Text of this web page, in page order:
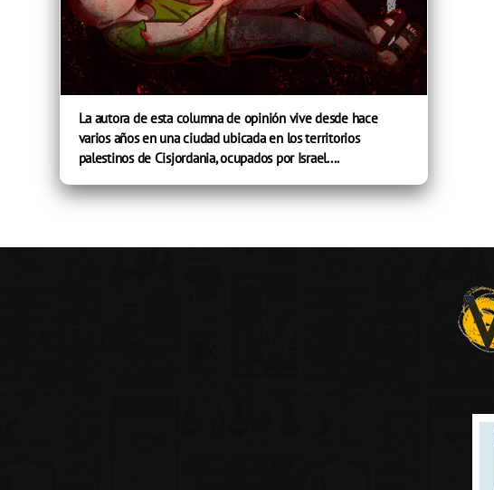
La autora de esta columna de opinión vive desde hace
varios años en una ciudad ubicada en los territorios
palestinos de Cisjordania, ocupados por Israel....